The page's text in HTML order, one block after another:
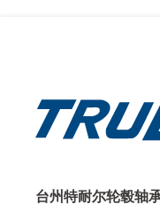
台州特耐尔轮毂轴